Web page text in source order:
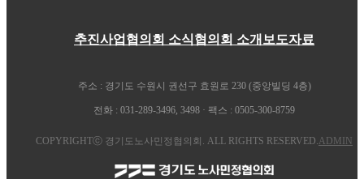
추진사업 협의회 소식협의회 소개 보도자료
주소 : 경기도 수원시 권선구 효원로 230 (중앙빌딩 4층)
전화 : 031-289-3496, 3498 · 팩스 : 0505-300-8759
COPYRIGHTⓒ 경기도노사민정협의회. ALL RIGHTS RESERVED.ADMIN